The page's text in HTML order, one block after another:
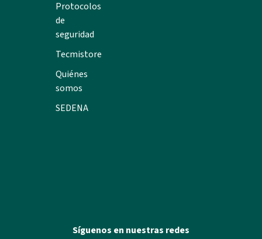
Protocolos
de
seguridad
Tecmistore
Quiénes
somos
SEDENA
Síguenos en nuestras redes